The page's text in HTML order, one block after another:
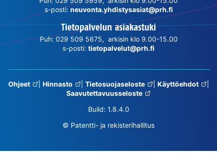
s-posti: neuvonta.yhdistysasiat@prh.fi
Tietopalvelun asiakastuki
Puh: 029 509 5675, arkisin klo 9.00-15.00
s-posti: tietopalvelut@prh.fi
Ohjeet Hinnasto Tietosuojaseloste Käyttöehdot
Saavutettavuusseloste
Build: 1.8.4.0
© Patentti- ja rekisterihallitus